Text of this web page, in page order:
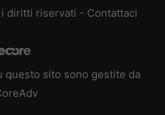
diritti riservati - Contattaci
questo sito sono gestite da